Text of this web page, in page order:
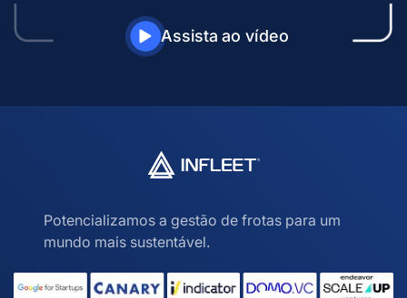
Assista ao vídeo
Potencializamos a gestão de frotas para um
mundo mais sustentável.